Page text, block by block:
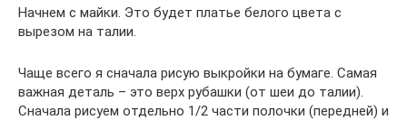
Начнем с майки. Это будет платье белого цвета с
вырезом на талии.
Чаще всего я сначала рисую выкройки на бумаге. Самая
важная деталь – это верх рубашки (от шеи до талии).
Сначала рисуем отдельно 1/2 части полочки (передней) и